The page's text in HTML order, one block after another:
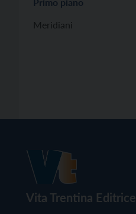
Meridiani
Vita Trentina Editrice